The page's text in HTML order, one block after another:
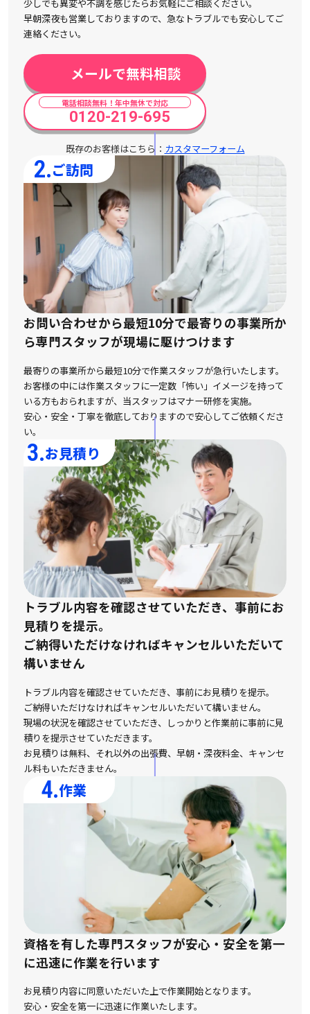
少しでも異変や不調を感じたらお気軽にご相談ください。
早朝深夜も営業しておりますので、急なトラブルでも安心してご
連絡ください。
メールで無料相談
電話相談無料！年中無休で対応
0120-219-695
既存のお客様はこちら： カスタマーフォーム
2.ご訪問
お問い合わせから最短10分で最寄りの事業所か
ら専門スタッフが現場に駆けつけます
最寄りの事業所から最短10分で作業スタッフが急行いたします。
お客様の中には作業スタッフに一定数「怖い」イメージを持って
いる方もおられますが、 当スタッフはマナー研修を実施。
安心・安全・丁寧を徹底しておりますので安心してご依頼くださ
い。
3.お見積り
トラブル内容を確認させていただき、事前にお
見積りを提示。
ご納得いただけなければキャンセルいただいて
構いません
トラブル内容を確認させていただき、事前にお見積りを提示。
ご納得いただけなければキャンセルいただいて構いません。
現場の状況を確認させていただき、しっかりと作業前に事前に見
積りを提示させていただきます。
お見積りは無料、それ以外の出張費、早朝・深夜料金、キャンセ
ル料もいただきません。
4.作業
資格を有した専門スタッフが安心・安全を第一
に迅速に作業を行います
お見積り内容に同意いただいた上で作業開始となります。
安心・安全を第一に迅速に作業いたします。